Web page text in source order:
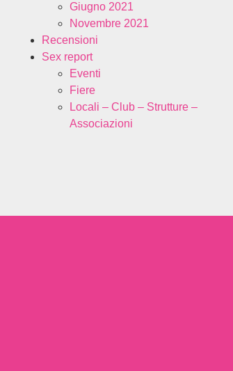
Giugno 2021
Novembre 2021
Recensioni
Sex report
Eventi
Fiere
Locali – Club – Strutture –
Associazioni